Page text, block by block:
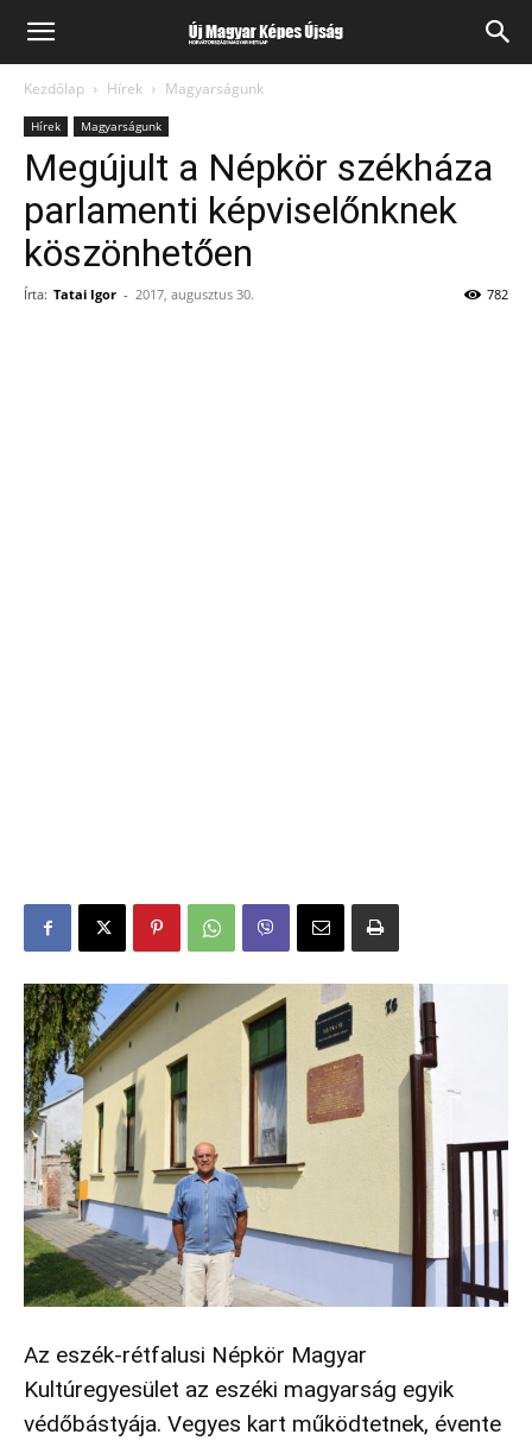
Kezdőlap Hírek Magyarságunk
Hírek Magyarságunk
Megújult a Népkör székháza
parlamenti képviselőnknek
köszönhetően
Írta: Tatai Igor - 2017, augusztus 30. 782
Az eszék-rétfalusi Népkör Magyar
Kultúregyesület az eszéki magyarság egyik
védőbástyája. Vegyes kart működtetnek, évente